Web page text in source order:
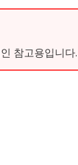
참고용입니